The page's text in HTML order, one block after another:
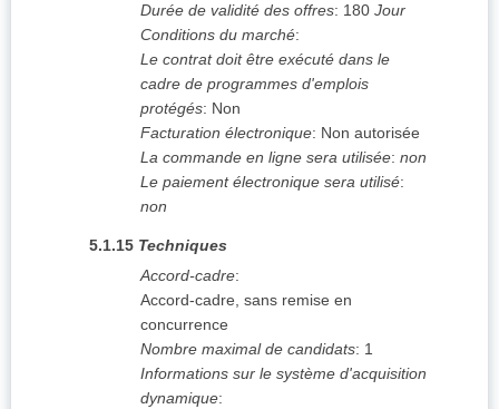
Durée de validité des offres: 180 Jour
Conditions du marché:
Le contrat doit être exécuté dans le
cadre de programmes d'emplois
protégés: Non
Facturation électronique: Non autorisée
La commande en ligne sera utilisée: non
Le paiement électronique sera utilisé:
non
5.1.15 Techniques
Accord-cadre:
Accord-cadre, sans remise en
concurrence
Nombre maximal de candidats: 1
Informations sur le système d'acquisition
dynamique: